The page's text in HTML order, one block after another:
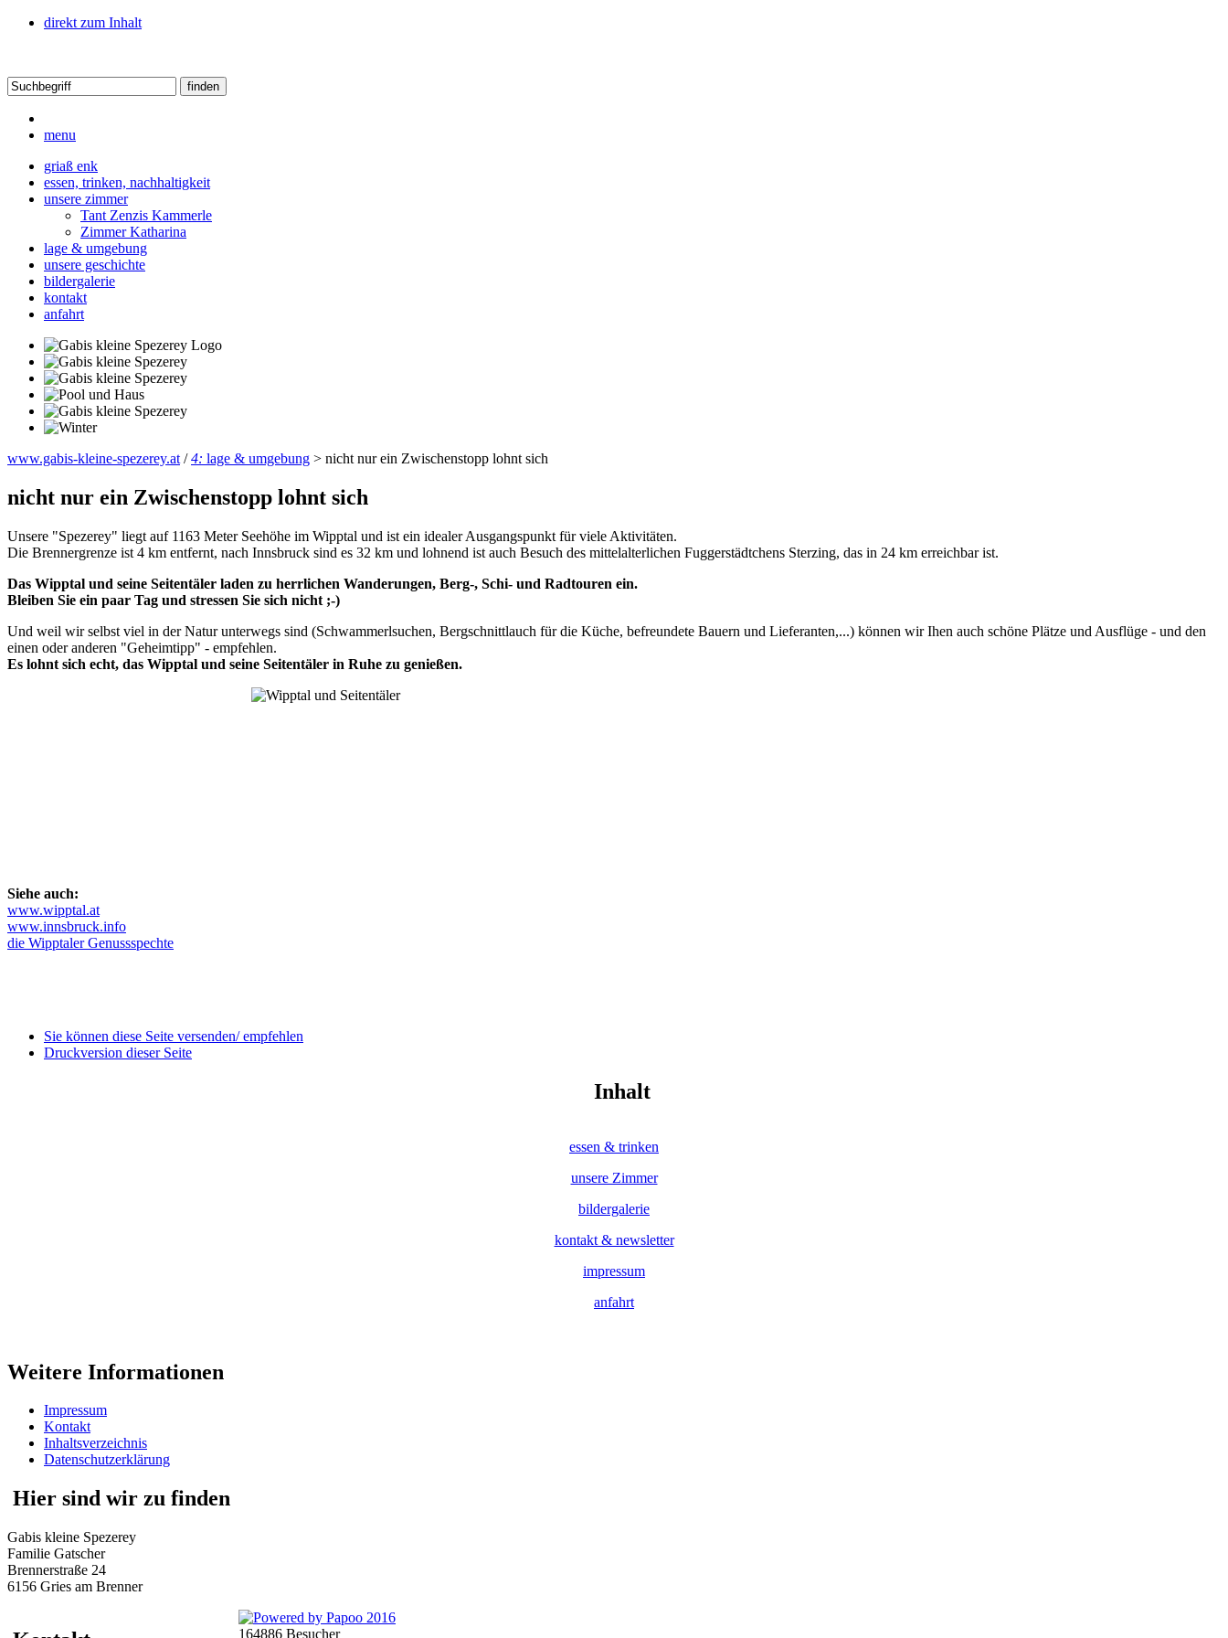
direkt zum Inhalt
menu
griaß enk
essen, trinken, nachhaltigkeit
unsere zimmer
Tant Zenzis Kammerle
Zimmer Katharina
lage & umgebung
unsere geschichte
bildergalerie
kontakt
anfahrt
www.gabis-kleine-spezerey.at /4: lage & umgebung > nicht nur ein Zwischenstopp lohnt sich
nicht nur ein Zwischenstopp lohnt sich
Unsere "Spezerey" liegt auf 1163 Meter Seehöhe im Wipptal und ist ein idealer Ausgangspunkt für viele Aktivitäten.
Die Brennergrenze ist 4 km entfernt, nach Innsbruck sind es 32 km und lohnend ist auch Besuch des mittelalterlichen Fuggerstädtchens Sterzing, das in 24 km erreichbar ist.
Das Wipptal und seine Seitentäler laden zu herrlichen Wanderungen, Berg-, Schi- und Radtouren ein.
Bleiben Sie ein paar Tag und stressen Sie sich nicht ;-)
Und weil wir selbst viel in der Natur unterwegs sind (Schwammerlsuchen, Bergschnittlauch für die Küche, befreundete Bauern und Lieferanten,...) können wir Ihen auch schöne Plätze und Ausflüge - und den
einen oder anderen "Geheimtipp" - empfehlen.
Es lohnt sich echt, das Wipptal und seine Seitentäler in Ruhe zu genießen.
Siehe auch:
www.wipptal.at
www.innsbruck.info
die Wipptaler Genussspechte
Sie können diese Seite versenden/ empfehlen
Druckversion dieser Seite
Inhalt
essen & trinken
unsere Zimmer
bildergalerie
kontakt & newsletter
impressum
anfahrt
Weitere Informationen
Impressum
Kontakt
Inhaltsverzeichnis
Datenschutzerklärung
Hier sind wir zu finden
Gabis kleine Spezerey
Familie Gatscher
Brennerstraße 24
6156 Gries am Brenner
164886 Besucher